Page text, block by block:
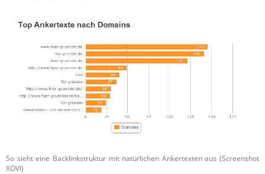
So sieht eine Backlinkstruktur mit natürlichen Ankertexten aus (Screenshot
XOVI)